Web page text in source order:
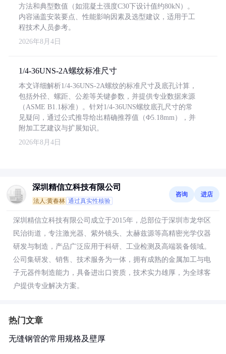
方法和典型数值（如混凝土强度C30下设计值约80kN）。
内容涵盖安装要点、性能影响因素及选型建议，适用于工
程技术人员参考。
2026年8月4日
1/4-36UNS-2A螺纹标准尺寸
本文详细解析1/4-36UNS-2A螺纹的标准尺寸及底孔计算，
包括外径、螺距、公差等关键参数，并提供专业数据来源
（ASME B1.1标准）。针对1/4-36UNS螺纹底孔尺寸的常
见疑问，通过公式推导给出精确推荐值（Φ5.18mm），并
附加工艺建议与扩展知识。
2026年8月4日
深圳精信立科技有限公司
法人:黄春林 通过真实性核验
咨询 进店
深圳精信立科技有限公司成立于2015年，总部位于深圳市龙华区
民治街道，专注激光器、紫外镜头、太赫兹源等高精密光学仪器
研发与制造，产品广泛应用于科研、工业检测及高端装备领域。
公司集研发、销售、技术服务为一体，拥有成熟的金属加工与电
子元器件制造能力，具备进出口资质，技术实力雄厚，为全球客
户提供专业解决方案。
热门文章
无缝钢管的常用规格及壁厚